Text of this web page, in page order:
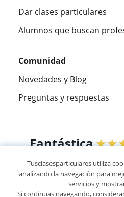
Dar clases particulares
Alumnos que buscan
Comunidad
Novedades y Blog
Preguntas y respuestas
Fantástica
305915
Tusclasesparticulares utiliza
analizando la navegación para
servicios y
Si continuas navegando,